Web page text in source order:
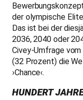
der olympische
Das ist bei der
2036, 2040 oder
Civey-Umfrage
(32 Prozent) die
›Chance‹.
HUNDERT